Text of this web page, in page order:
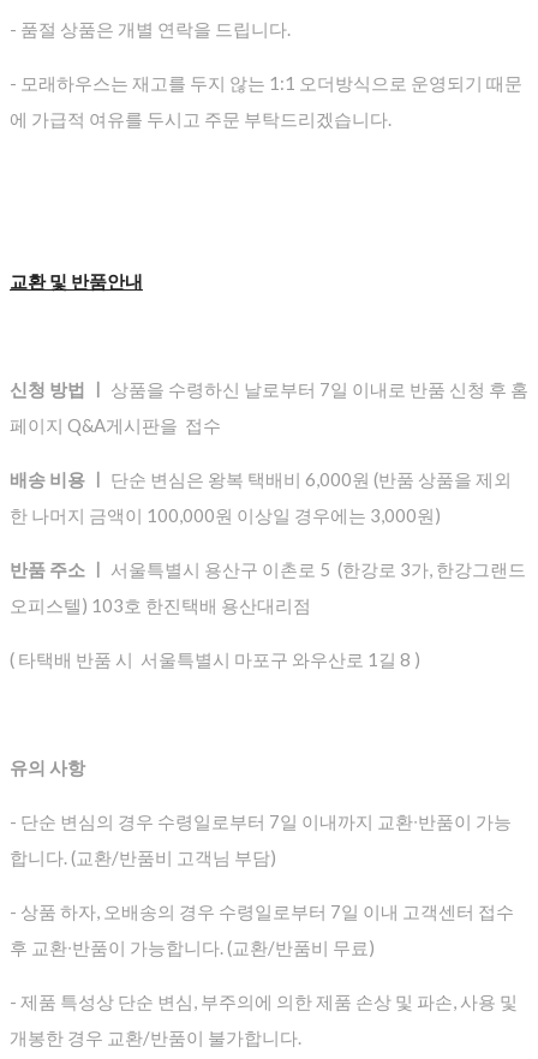
- 품절 상품은 개별 연락을 드립니다.
- 모래하우스는 재고를 두지 않는 1:1 오더방식으로 운영되기 때문
에 가급적 여유를 두시고 주문 부탁드리겠습니다.
교환 및 반품안내
신청 방법 ㅣ 상품을 수령하신 날로부터 7일 이내로 반품 신청 후 홈
페이지 Q&A게시판을 접수
배송 비용 ㅣ
단순 변심은 왕복 택배비 6,000원 (반품 상품을 제외
한 나머지 금액이 100,000원 이상일 경우에는 3,000원)
반품 주소 ㅣ 서울특별시 용산구 이촌로 5 (한강로 3가, 한강그랜드
오피스텔) 103호 한진택배 용산대리점
( 타택배 반품 시 서울특별시 마포구 와우산로 1길 8 )
유의 사항
- 단순 변심의 경우 수령일로부터 7일 이내까지 교환∙반품이 가능
합니다. (교환/반품비 고객님 부담)
- 상품 하자, 오배송의 경우 수령일로부터 7일 이내 고객센터 접수
후 교환∙반품이 가능합니다. (교환/반품비 무료)
- 제품 특성상 단순 변심, 부주의에 의한 제품 손상 및 파손, 사용 및
개봉한 경우 교환/반품이 불가합니다.